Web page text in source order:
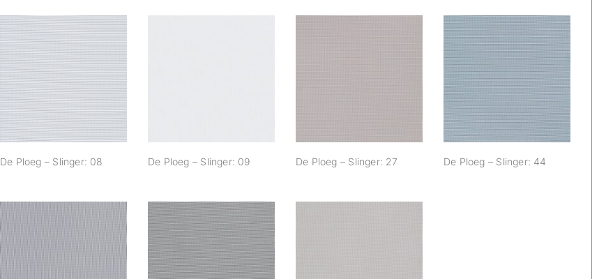
De Ploeg – Slinger:
08
De Ploeg – Slinger: 08 De Ploeg – Slinger: 09 De Ploeg – Slinger: 27
De Ploeg – Slinger:
44
De Ploeg – Slinger: 44
De Ploeg – Slinger:
87
De Ploeg – Slinger:
88